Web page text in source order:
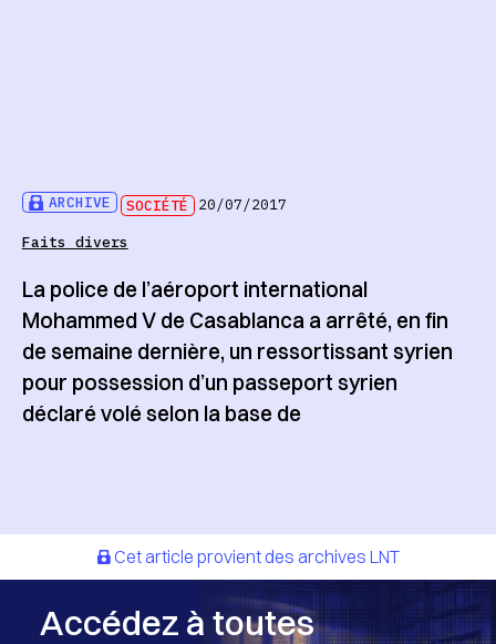
ARCHIVE SOCIÉTÉ
20/07/2017
Faits divers
La police de l’aéroport international
Mohammed V de Casablanca a arrêté, en fin
de semaine dernière, un ressortissant syrien
pour possession d’un passeport syrien
déclaré volé selon la base de
Cet article provient des archives LNT
Accédez à toutes